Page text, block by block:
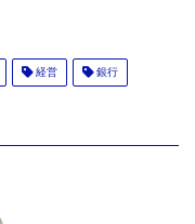
経営 銀行